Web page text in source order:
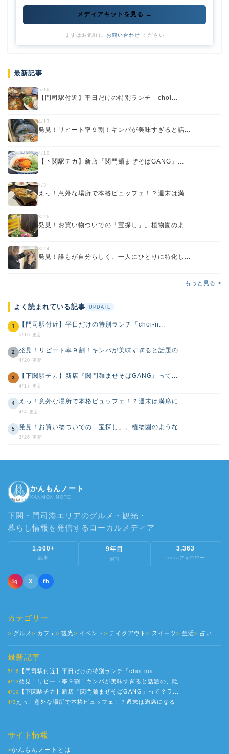
メディアキットを見る →
まずはお気軽に お問い合わせ ください
最新記事
5/16
【門司駅付近】平日だけの特別ランチ「choi...
4/13
発見！リピート率９割！キンパが美味すぎると話...
4/10
【下関駅チカ】新店『関門麺まぜそばGANG』...
4/3
えっ！意外な場所で本格ビュッフェ！？週末は満...
3/26
発見！お買い物ついでの「宝探し」。植物園のよ...
3/24
発見！誰もが自分らしく、一人にひとりに特化し...
もっと見る >
よく読まれている記事 UPDATE
1 【門司駅付近】平日だけの特別ランチ「choi-n...
5/16 更新
2 発見！リピート率９割！キンパが美味すぎると話題の...
4/20 更新
3 【下関駅チカ】新店『関門麺まぜそばGANG』って...
4/17 更新
4 えっ！意外な場所で本格ビュッフェ！？週末は満席に...
4/4 更新
5 発見！お買い物ついでの「宝探し」。植物園のような...
3/26 更新
かんもんノート
KANMON NOTE
下関・門司港エリアのグルメ・観光・
暮らし情報を発信するローカルメディア
1,500+
記事
9年目
創刊
3,363
Instaフォロワー
ig X fb
カテゴリー
グルメ カフェ 観光 イベント テイクアウト スイーツ 生活 占い
最新記事
5/16 【門司駅付近】平日だけの特別ランチ「choi-nor...
4/13発見！リピート率９割！キンパが美味すぎると話題の、隠...
4/10 【下関駅チカ】新店『関門麺まぜそばGANG』って？ラ...
4/3 えっ！意外な場所で本格ビュッフェ！？週末は満席になる...
サイト情報
>かんもんノートとは